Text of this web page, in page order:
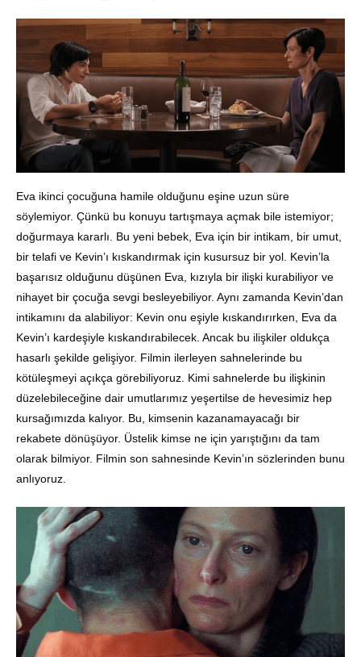
Eva ikinci çocuğuna hamile olduğunu eşine uzun süre
söylemiyor. Çünkü bu konuyu tartışmaya açmak bile istemiyor;
doğurmaya kararlı. Bu yeni bebek, Eva için bir intikam, bir umut,
bir telafi ve Kevin’ı kıskandırmak için kusursuz bir yol. Kevin’la
başarısız olduğunu düşünen Eva, kızıyla bir ilişki kurabiliyor ve
nihayet bir çocuğa sevgi besleyebiliyor. Aynı zamanda Kevin’dan
intikamını da alabiliyor: Kevin onu eşiyle kıskandırırken, Eva da
Kevin’ı kardeşiyle kıskandırabilecek. Ancak bu ilişkiler oldukça
hasarlı şekilde gelişiyor. Filmin ilerleyen sahnelerinde bu
kötüleşmeyi açıkça görebiliyoruz. Kimi sahnelerde bu ilişkinin
düzelebileceğine dair umutlarımız yeşertilse de hevesimiz hep
kursağımızda kalıyor. Bu, kimsenin kazanamayacağı bir
rekabete dönüşüyor. Üstelik kimse ne için yarıştığını da tam
olarak bilmiyor. Filmin son sahnesinde Kevin’ın sözlerinden bunu
anlıyoruz.